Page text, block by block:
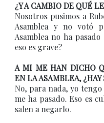
¿Y A CAMBIO DE QUÉ
Nosotros pusimos a
Asamblea y no votó
Asamblea no ha
eso es grave?
A MI ME HAN DICHO
EN LA ASAMBLEA, ¿HAY
No, para nada, yo
me ha pasado. Eso es
salen a negarlo.